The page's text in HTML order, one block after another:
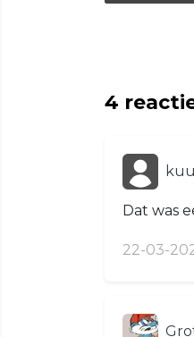
4
Dat was
22-03-